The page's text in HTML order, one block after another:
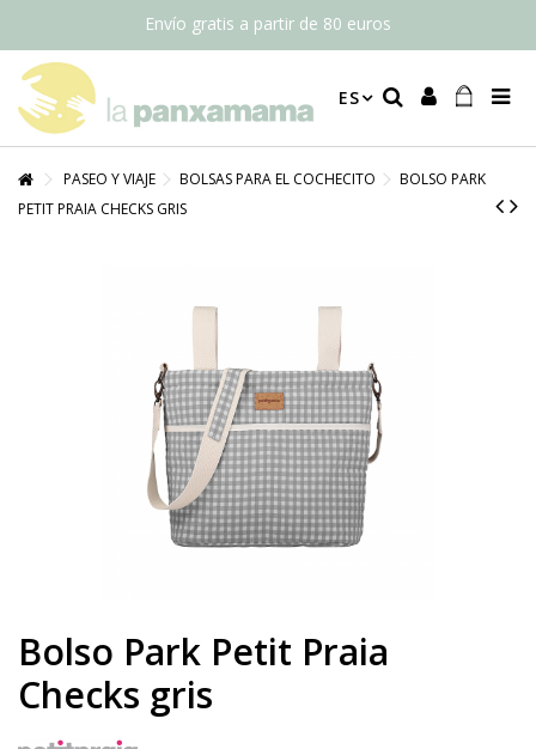
Envío gratis a partir de 80 euros
ES
PASEO Y VIAJE BOLSAS PARA EL COCHECITO
BOLSO PARK
PETIT PRAIA CHECKS GRIS
Bolso Park Petit Praia
Checks gris